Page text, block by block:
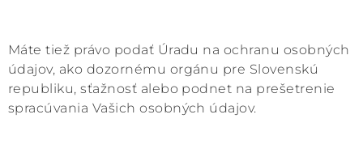
Máte tiež právo podať Úradu na ochranu osobných
údajov, ako dozornému orgánu pre Slovenskú
republiku, sťažnosť alebo podnet na prešetrenie
spracúvania Vašich osobných údajov.